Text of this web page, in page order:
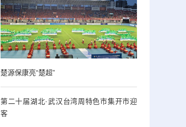
楚源保康亮“楚超”
第二十届湖北·武汉台湾周特色市集开市迎
客